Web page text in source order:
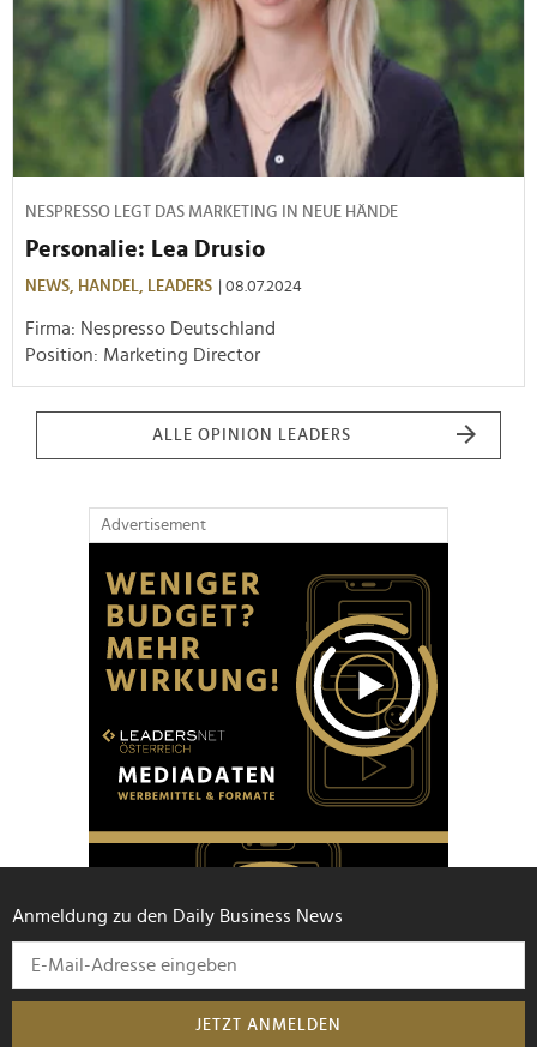
NESPRESSO LEGT DAS MARKETING IN NEUE HÄNDE
Personalie: Lea Drusio
NEWS, HANDEL, LEADERS | 08.07.2024
Firma: Nespresso Deutschland
Position: Marketing Director
ALLE OPINION LEADERS
Advertisement
Anmeldung zu den Daily Business News
JETZT ANMELDEN